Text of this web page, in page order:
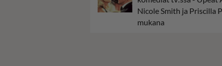
Nicole Smith ja Priscilla
mukana